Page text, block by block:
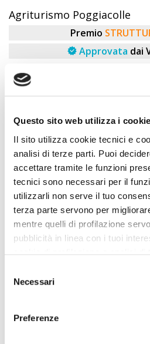
Questo sito web utilizza i cookie
Il sito utilizza cookie tecnici e
analisi di terze parti. Puoi
accettare tramite le funzioni
tecnici sono necessari per il
utilizzarli non serve il tuo
terza parte servono per
mentre quelli di profilazione
pubblicità in linea con i tuoi
senza accettare” verranno
Cliccando il pulsante “Accetta
di tutti i cookie. Cliccando il
troverai le varie categorie di
delNecessari
Preferenze
Agriturismo Poggiacolle
Premio
Approvata dai
Animali Ammessi:
Servizi Speciali A DOG:
Sconto dal 5% al 10%
IN PIÙ compresi nell'offerta...
Vedi